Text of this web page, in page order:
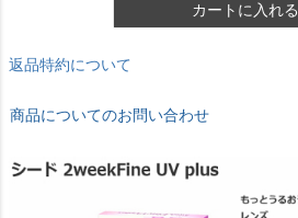
カートに入れる
返品特約について
商品についてのお問い合わせ